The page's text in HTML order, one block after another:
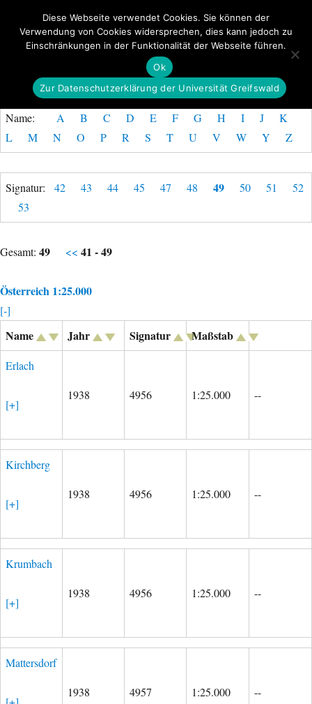
GeoGREIF MENÜ
Name: A B C D E F G H I J
K
L
M N O P R S T U V W Y Z
Signatur: 42 43 44 45 47 48 49 50 51
52
53
Gesamt: 49 << 41 - 49
Österreich 1:25.000
[-]
Name Jahr Signatur Maßstab
Erlach
[+]
1938 4956 1:25.000 --
Kirchberg
[+]
1938 4956 1:25.000 --
Krumbach
[+]
1938 4956 1:25.000 --
Mattersdorf
1938 4957 1:25.000 --
Diese Webseite verwendet Cookies. Sie können der
Verwendung von Cookies widersprechen, dies kann jedoch zu
Einschränkungen in der Funktionalität der Webseite führen.
Ok
Zur Datenschutzerklärung der Universität Greifswald